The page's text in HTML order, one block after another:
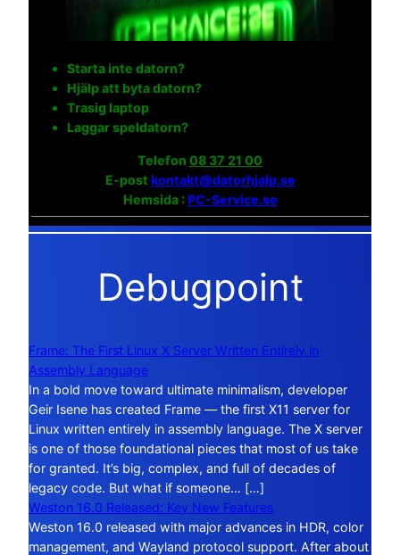
Starta inte datorn?
Hjälp att byta datorn?
Trasig laptop
Laggar speldatorn?
Telefon 08 37 21 00
E-post kontakt@datorhjalp.se
Hemsida :PC-Service.se
Debugpoint
Frame: The First Linux X Server Written Entirely in
Assembly Language
In a bold move toward ultimate minimalism, developer
Geir Isene has created Frame — the first X11 server for
Linux written entirely in assembly language. The X server
is one of those foundational pieces that most of us take
for granted. It’s big, complex, and full of decades of
legacy code. But what if someone… […]
Weston 16.0 Released: Key New Features
Weston 16.0 released with major advances in HDR, color
management, and Wayland protocol support. After about